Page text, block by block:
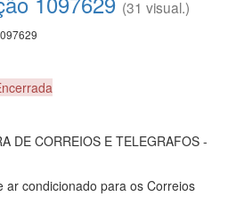
(31 visual.)
DE CORREIOS E TELEGRAFOS -
ar condicionado para os Correios